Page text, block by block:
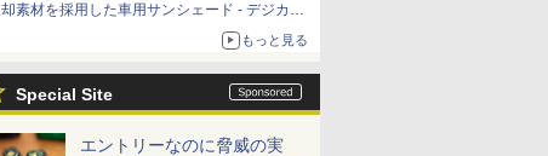
却素材を採用した車用サンシェード - デジカメ
もっと見る
Special Site
エントリーなのに脅威の実